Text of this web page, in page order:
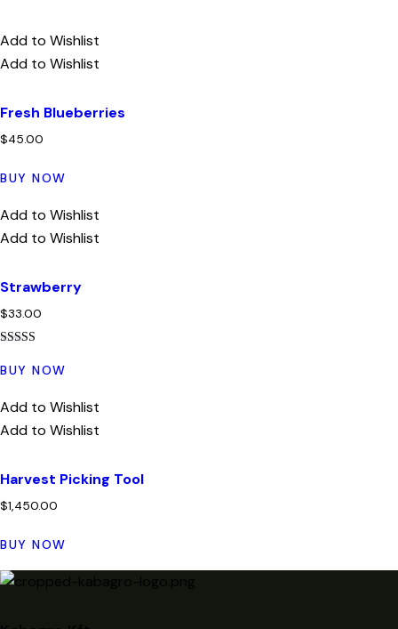
Add to Wishlist
Add to Wishlist
Fresh Blueberries
$45.00
BUY NOW
Add to Wishlist
Add to Wishlist
Strawberry
$33.00
5.00
/ 5
BUY NOW
Add to Wishlist
Add to Wishlist
Harvest Picking Tool
$1,450.00
BUY NOW